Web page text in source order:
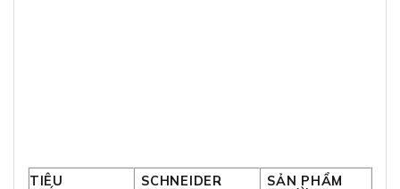
TIÊU
SCHNEIDER
SẢN PHẨM